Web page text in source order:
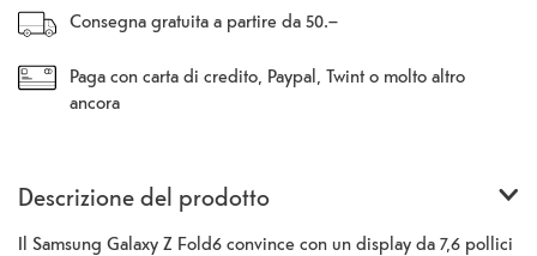
Consegna gratuita a partire da 50.–
Paga con carta di credito, Paypal, Twint o molto altro
ancora
Descrizione del prodotto
Il Samsung Galaxy Z Fold6 convince con un display da 7,6 pollici